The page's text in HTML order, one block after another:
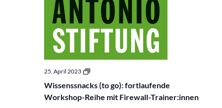
Wissenssnacks (to go): fortlaufende
Workshop-Reihe mit Firewall-Trainer:innen
25. April 2023
Wissenssnacks
go):
fortlaufende
Workshop-